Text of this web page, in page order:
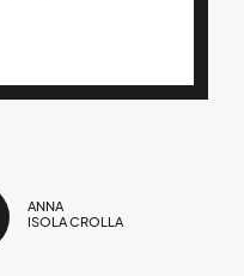
ANNA
ISOLA CROLLA